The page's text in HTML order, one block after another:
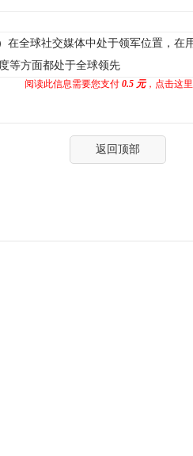
全球社交媒体中处于领军位置，在
等方面都处于全球领先
阅读此信息需要您支付 0.5 元，点击这
返回顶部